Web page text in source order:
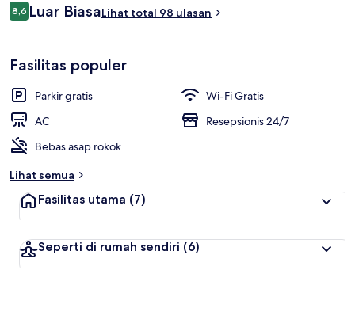
Ulasan
8,68,6 dari 10
Luar BiasaLihat total 98 ulasan
Fasilitas populer
Parkir gratis
Wi-Fi Gratis
AC
Resepsionis 24/7
Bebas asap rokok
Lihat semua
Fasilitas utama (7)
Seperti di rumah sendiri (6)